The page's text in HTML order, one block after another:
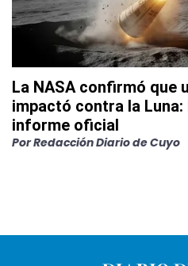
La NASA confirmó que
impactó contra la Luna:
informe oficial
PorRedacción Diario de Cuyo